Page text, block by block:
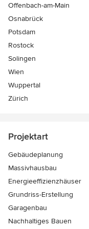
Offenbach-am-Main
Osnabrück
Potsdam
Rostock
Solingen
Wien
Wuppertal
Zürich
Projektart
Gebäudeplanung
Massivhausbau
Energieeffizienzhäuser
Grundriss-Erstellung
Garagenbau
Nachhaltiges Bauen